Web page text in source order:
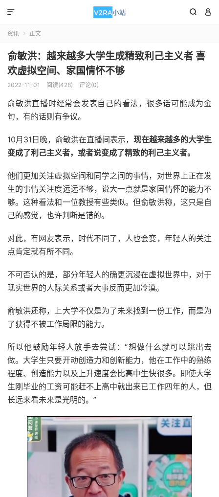
 

资讯  正文
俞敏洪：越来越多大学生成精致利己主义者 喜
欢虚拟空间、家国情怀不够
2022-11-01 阅读(428) 评论(0)
俞敏洪直播时经常会发表自己的看法，很多话可能成为金
句，有的话则有争议。
10月31日晚，俞敏洪在直播间表示， 现在越来越多的大学生
变成了利己主义者，或者说变成了精致的利己主义者。
他们更加关注虚拟空间和同学之间的事情，对世界上正在发
生的事情关注度远远不够，说大一点就是家国情怀的能力不
够。这种看法和一位教授有些类似。但俞敏洪称，这只是自
己的感觉，也许判断是错的。
对此，有网友表示，时代不同了，人也会变，年轻人的关注
点肯定就有所不同。
不可否认的是，部分年轻人的确更沉浸在虚拟世界中，对于
现实世界的人际关系或者大事反而更加冷漠。
俞敏洪还称，上大学不仅是为了未来找到一份工作，而是为
了获得不被工作局限的能力。
所以他鼓励年轻人放手去尝试：“想做什么就可以跳出去
做。大学生只要开动创造力和创新能力，他在工作中的熟练
程度、创造能力以及上升速度会比高中生快很多。即使大学
生刚毕业的工资可能赶不上高中就出来已工作四年的人，但
长远来看未来是光明的。”